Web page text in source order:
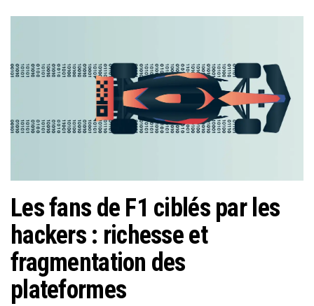
Les fans de F1 ciblés par les
hackers : richesse et
fragmentation des
plateformes